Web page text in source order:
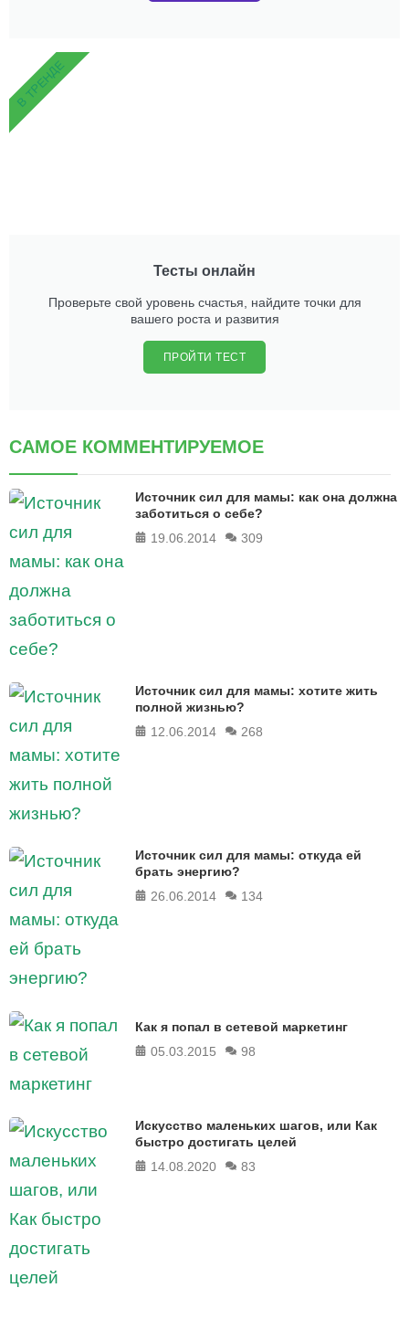
Тесты онлайн
Проверьте свой уровень счастья, найдите точки для
вашего роста и развития
ПРОЙТИ ТЕСТ
В ТРЕНДЕ
САМОЕ КОММЕНТИРУЕМОЕ
Источник сил для мамы: как она должна
заботиться о себе?
19.06.2014
309
Источник сил для мамы: хотите жить
полной жизнью?
12.06.2014
268
Источник сил для мамы: откуда ей
брать энергию?
26.06.2014
134
Как я попал в сетевой маркетинг
05.03.2015
98
Искусство маленьких шагов, или Как
быстро достигать целей
14.08.2020
83